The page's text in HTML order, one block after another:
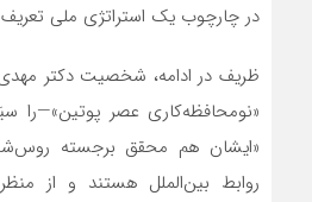
در چارچوب یک استراتژی ملی
ظریف در ادامه، شخصیت دکتر
«نومحافظه‌کاری عصر پوتین»—را
«ایشان هم محقق برجسته
روابط بین‌الملل هستند و از